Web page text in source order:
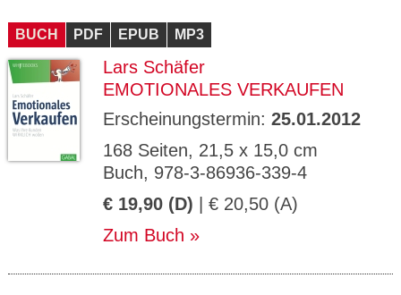
BUCH PDF EPUB MP3
Lars Schäfer
EMOTIONALES VERKAUFEN
Erscheinungstermin: 25.01.2012
168 Seiten, 21,5 x 15,0 cm
Buch, 978-3-86936-339-4
€ 19,90 (D) | € 20,50 (A)
Zum Buch